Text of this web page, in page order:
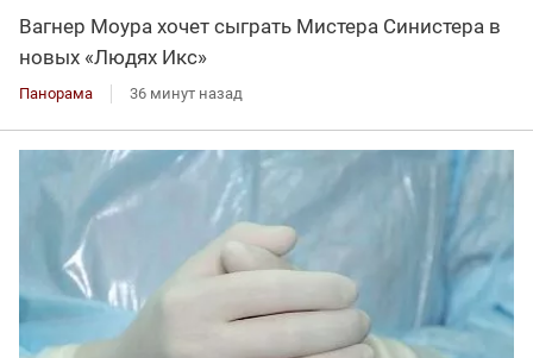
Вагнер Моура хочет сыграть Мистера Синистера в
новых «Людях Икс»
Панорама 36 минут назад